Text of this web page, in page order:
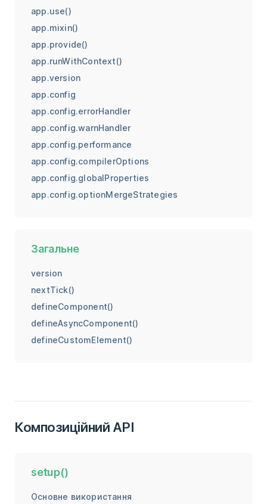
app.use()
app.mixin()
app.provide()
app.runWithContext()
app.version
app.config
app.config.errorHandler
app.config.warnHandler
app.config.performance
app.config.compilerOptions
app.config.globalProperties
app.config.optionMergeStrategies
Загальне
version
nextTick()
defineComponent()
defineAsyncComponent()
defineCustomElement()
Композиційний API
setup()
Основне використання